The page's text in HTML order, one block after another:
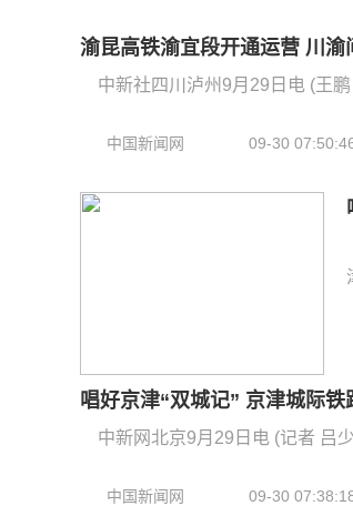
渝昆高铁渝宜段开通运营 川渝
中新社四川泸州9月29日电 (王
中国新闻网 09-30
唱好京津“双城记” 京津城际
中新网北京9月29日电 (记者 吕
中国新闻网 09-30